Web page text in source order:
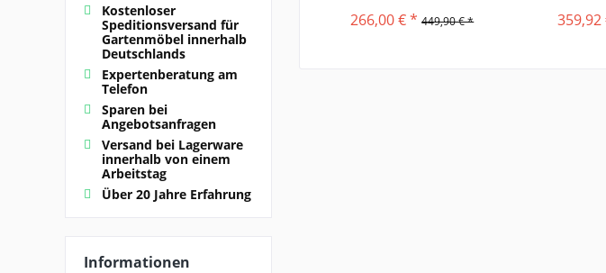
Kostenloser
Speditionsversand für
Gartenmöbel innerhalb
Deutschlands
Expertenberatung am
Telefon
Sparen bei
Angebotsanfragen
Versand bei Lagerware
innerhalb von einem
Arbeitstag
Über 20 Jahre Erfahrung
Informationen
266,00 € * 449,90 € * 359,92